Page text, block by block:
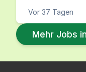
Vor 37 Tagen
Mehr Jobs